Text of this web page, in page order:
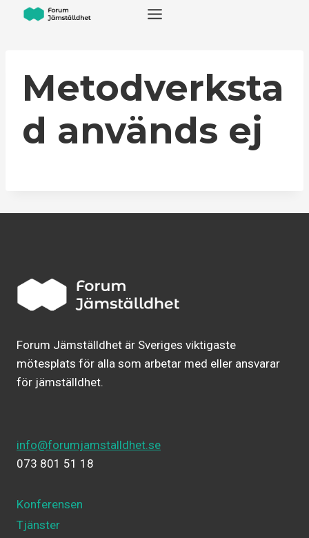
Metodverksta
d används ej
Forum Jämställdhet är Sveriges viktigaste
mötesplats för alla som arbetar med eller ansvarar
för jämställdhet.
info@forumjamstalldhet.se
073 801 51 18
Konferensen
Tjänster